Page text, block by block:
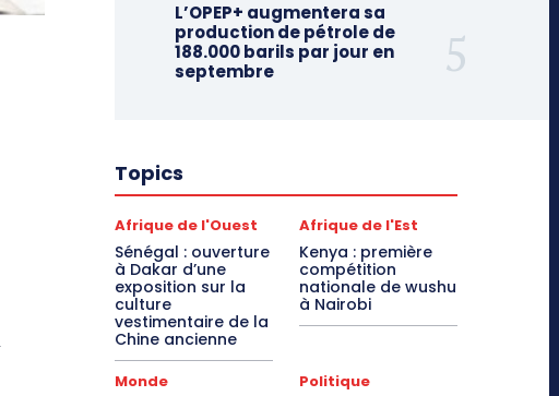
L’OPEP+ augmentera sa
production de pétrole de
188.000 barils par jour en
septembre
Topics
Afrique de l'Ouest
Sénégal : ouverture
à Dakar d’une
exposition sur la
culture
vestimentaire de la
Chine ancienne
Afrique de l'Est
Kenya : première
compétition
nationale de wushu
à Nairobi
Monde Politique